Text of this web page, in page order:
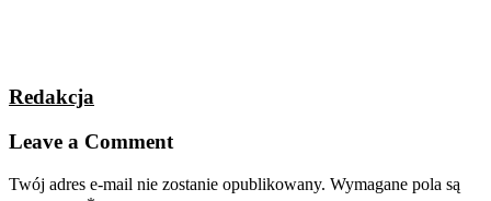
Redakcja
Leave a Comment
Twój adres e-mail nie zostanie opublikowany. Wymagane pola są